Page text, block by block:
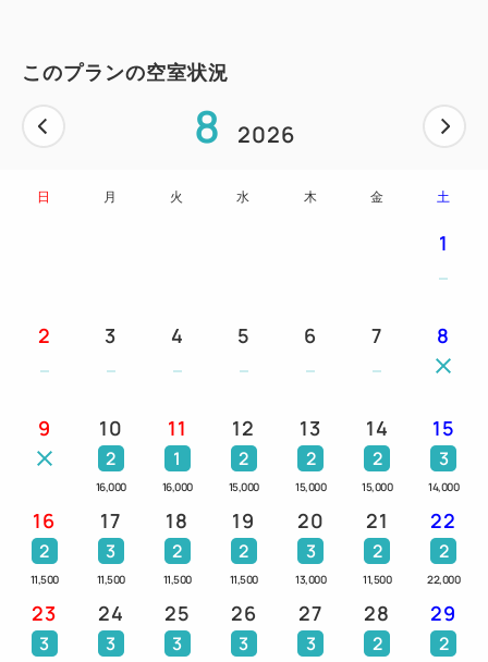
・「ReFa FINE BUBBLE PURE_」（シャワーヘッ
・「ReFa BEAUTECH DRYER SMART」（ドライ
・「ReFa BEAUTECH STRAIGHT IRON」（スト
・「ReFa BEAUTECH CURL IRON」（カールアイ
ー）
・「ReFa BEAUTECH TREATMENT」（トリート
・「ReFa BEAUTECH BODY WASH」(ボディーソ
ープ)
■プラン特典■
○フェイスマスクをお部屋にご用意しております（お
ひとりさま1枚）
■注意点■
このプランの空室状況
8 2026
日 月 火 水 木 金 土
1
2 3 4 5 6 7 8
9 10
2
16,000
11
1
16,000
12
2
15,000
13
2
15,000
14
2
15,000
15
3
14,000
16
2
11,500
17
3
11,500
18
2
11,500
19
2
11,500
20
3
13,000
21
2
11,500
22
2
22,000
23
3
24
3
25
3
26
3
27
3
28
2
29
2